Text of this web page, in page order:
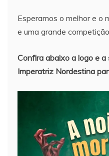
Esperamos o melhor e o
e uma grande
Confira abaixo a logo e
Imperatriz Nordestina